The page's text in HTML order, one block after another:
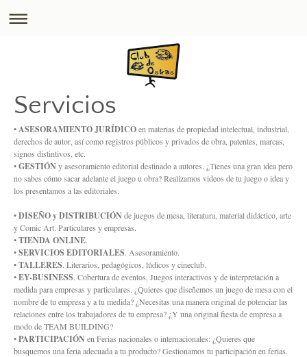
Servicios
•ASESORAMIENTO JURÍDICOen materias de propiedad intelectual, industrial,
derechos de autor, así como registros públicos y privados de obra, patentes, marcas,
signos distintivos, etc.
•GESTIÓN y asesoramiento editorial destinado a autores. ¿Tienes una gran idea pero
no sabes cómo sacar adelante el juego u obra? Realizamos videos de tu juego o idea y
los presentamos a las editoriales.
•DISEÑO y DISTRIBUCIÓN de juegos de mesa, literatura, material didáctico, arte
y Comic Art. Particulares y empresas.
•TIENDA ONLINE.
•SERVICIOS EDITORIALES. Asesoramiento.
•TALLERES. Literarios, pedagógicos, lúdicos y cineclub.
•EY-BUSINESS. Cobertura de eventos, Juegos interactivos y de interpretación a
medida para empresas y particulares. ¿Quieres que diseñemos un juego de mesa con el
nombre de tu empresa y a tu medida? ¿Necesitas una manera original de potenciar las
relaciones entre los trabajadores de tu empresa? ¿Y una original fiesta de empresa a
modo de TEAM BUILDING?
•PARTICIPACIÓN en Ferias nacionales o internacionales: ¿Quieres que
busquemos una feria adecuada a tu producto? Gestionamos tu participación en ferias.